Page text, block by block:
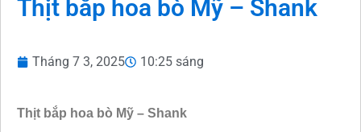
Thịt bắp hoa bò Mỹ – Shank
Tháng 7 3, 2025 10:25 sáng
Thịt bắp hoa bò Mỹ – Shank